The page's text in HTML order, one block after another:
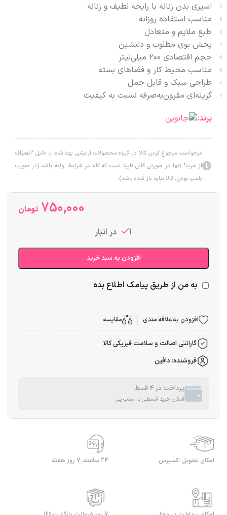
اسپری بدن زنانه با رایحه لطیف و زنانه
مناسب استفاده روزانه
طبع ملایم و متعادل
پخش بوی مطلوب و دلنشین
حجم اقتصادی ۲۰۰ میلی‌لیتر
مناسب محیط کار و فضاهای بسته
طراحی سبک و قابل حمل
گزینه‌ای مقرون‌به‌صرفه نسبت به کیفیت
برند:
درخواست مرجوع کردن کالا در گروه محصولات آرایشی بهداشت با دلیل "انصراف
از خرید" تنها در صورتی قابل تایید است که کالا در شرایط اولیه باشد (در صورت
پلمپ بودن، کالا نباید باز شده باشد).
750,000 تومان
1 در انبار
افزودن به سبد خرید
به من از طریق پیامک اطلاع بده
افزودن به علاقه مندی مقایسه
گارانتی اصالت و سلامت فیزیکی کالا
فروشنده: دافین
پرداخت در 4 قسط
امکان خرید قسطی با اسنپ پی
امکان تحویل اکسپرس 24 ساعته، 7 روز هفته